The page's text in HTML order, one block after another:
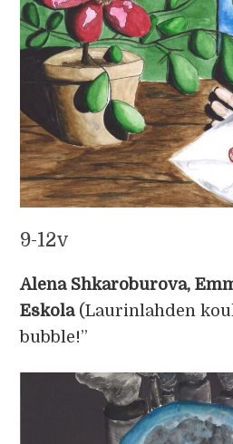
9-12v
Alena Shkaroburova,
Eskola(Laurinlahden
bubble!”